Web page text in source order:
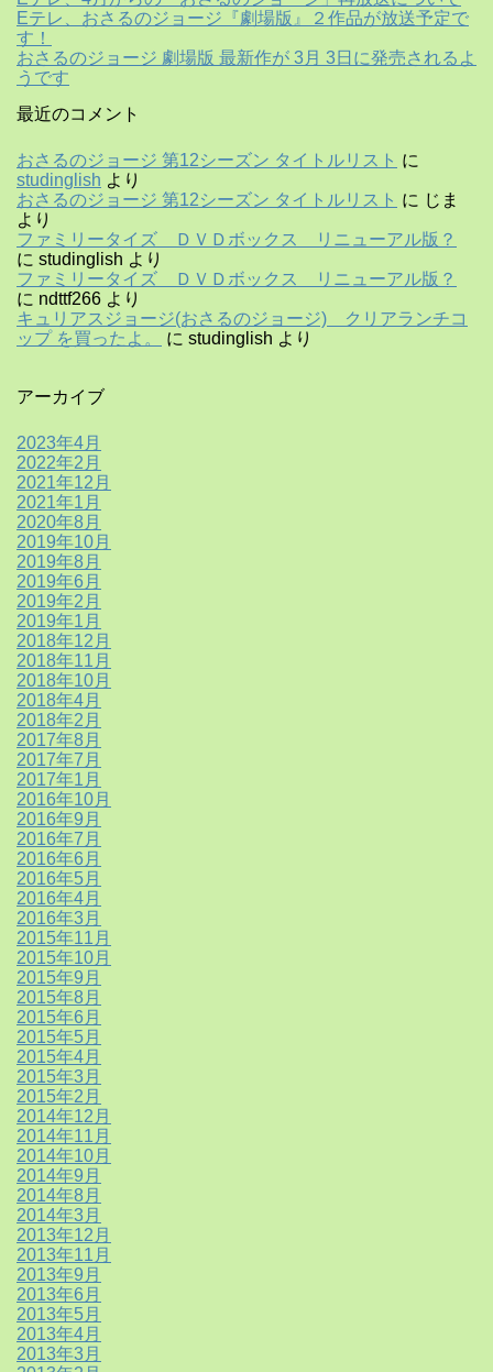
Eテレ、おさるのジョージ『劇場版』２作品が放送予定で
す！
おさるのジョージ 劇場版 最新作が 3月 3日に発売されるよ
うです
最近のコメント
おさるのジョージ 第12シーズン タイトルリスト に
studinglish より
おさるのジョージ 第12シーズン タイトルリスト に じま
より
ファミリータイズ ＤＶＤボックス リニューアル版？
に studinglish より
ファミリータイズ ＤＶＤボックス リニューアル版？
に ndttf266 より
キュリアスジョージ(おさるのジョージ) クリアランチコ
ップ を買ったよ。
に studinglish より
アーカイブ
2023年4月
2022年2月
2021年12月
2021年1月
2020年8月
2019年10月
2019年8月
2019年6月
2019年2月
2019年1月
2018年12月
2018年11月
2018年10月
2018年4月
2018年2月
2017年8月
2017年7月
2017年1月
2016年10月
2016年9月
2016年7月
2016年6月
2016年5月
2016年4月
2016年3月
2015年11月
2015年10月
2015年9月
2015年8月
2015年6月
2015年5月
2015年4月
2015年3月
2015年2月
2014年12月
2014年11月
2014年10月
2014年9月
2014年8月
2014年3月
2013年12月
2013年11月
2013年9月
2013年6月
2013年5月
2013年4月
2013年3月